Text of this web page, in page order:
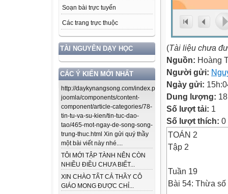
Soạn bài trực tuyến
Các trang trực thuộc
TÀI NGUYÊN DẠY HỌC
CÁC Ý KIẾN MỚI NHẤT
http://daykynangsong.com/index.php/using-
joomla/components/content-
component/article-categories/78-
tin-tu-va-su-kien/tin-tuc-dao-
tao/465-mot-ngay-de-song-song-
trung-thuc.html Xin gửi quý thầy
một bài viết này nhé....
TÔI MỚI TẬP TÀNH NÊN CÒN
NHIỀU ĐIỀU CHƯA BIẾT...
XIN CHÀO TẤT CẢ THẦY CÔ
GIÁO MONG ĐƯỢC CHỈ...
(Tài liệu chưa
Nguồn: Hoàng
Người gửi:
Ngày gửi:
Dung lượng:
Số lượt tải: 1
Số lượt thích: 0
TOÁN 2
Tập 2
Tuần 19
Bài 54: Thừa số